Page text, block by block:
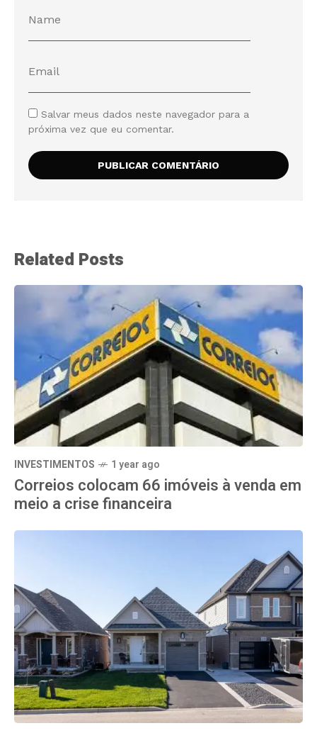
Salvar meus dados neste navegador para a
próxima vez que eu comentar.
Related Posts
INVESTIMENTOS 1 year ago
Correios colocam 66 imóveis à venda em
meio a crise financeira